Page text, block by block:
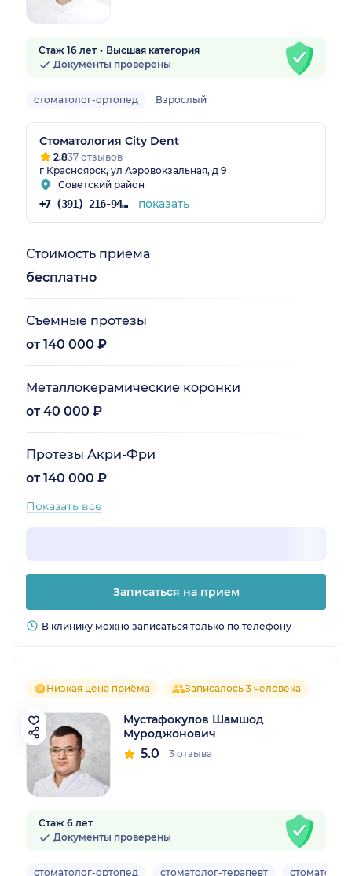
Стаж 16 лет
Высшая категория
Документы проверены
стоматолог-ортопед Взрослый
Стоматология City Dent
2.837 отзывов
г Красноярск, ул Аэровокзальная, д 9
Советский район
+7 (391) 216-94-37 показать
Стоимость приёма
бесплатно
Съемные протезы
от 140 000 ₽
Металлокерамические коронки
от 40 000 ₽
Протезы Акри-Фри
от 140 000 ₽
Показать все
Записаться на прием
В клинику можно записаться только по телефону
Низкая цена приёма Записалось 3 человека
Мустафокулов Шамшод
Муроджонович
5.0 3 отзыва
Стаж 6 лет
Документы проверены
стоматолог-ортопед стоматолог-терапевт